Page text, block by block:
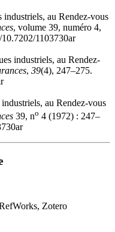
industriels, au Rendez-vous
, volume 39, numéro 4,
1103730ar
industriels, au Rendez-
, 39(4), 247–275.
au Rendez-vous
39, no 4 (1972) : 247–
Zotero